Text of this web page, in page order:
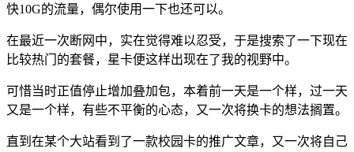
快10G的流量，偶尔使用一下也还可以。
在最近一次断网中，实在觉得难以忍受，于是搜索了一下现在
比较热门的套餐，星卡便这样出现在了我的视野中。
可惜当时正值停止增加叠加包，本着前一天是一个样，过一天
又是一个样，有些不平衡的心态，又一次将换卡的想法搁置。
直到在某个大站看到了一款校园卡的推广文章，又一次将自己